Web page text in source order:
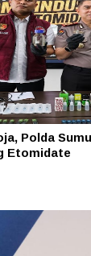
Polda
Etomidate